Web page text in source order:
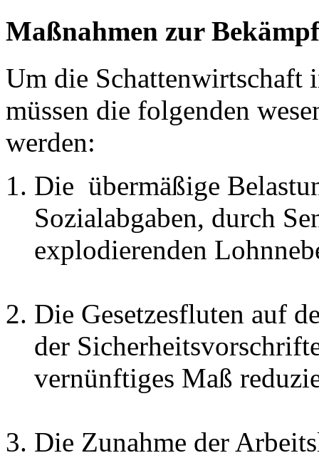
Maßnahmen zur
Um die Schattenwirtschaft
müssen die folgenden
werden:
Die übermäßige
Sozialabgaben, durch
explodierenden
Die Gesetzesfluten auf
der
vernünftiges Maß
Die Zunahme der